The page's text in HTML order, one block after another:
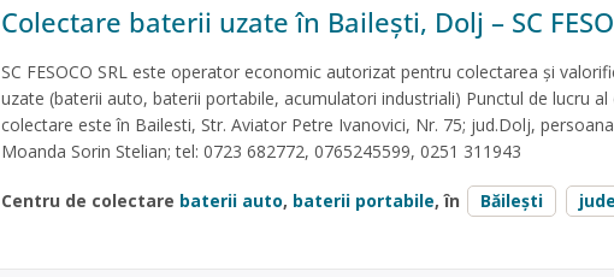
Colectare baterii uzate în Bailești, Dolj – SC
SC FESOCO SRL este operator economic autorizat pentru colectarea și
uzate (baterii auto, baterii portabile, acumulatori industriali) Punctul de lucru al
colectare este în Bailesti, Str. Aviator Petre Ivanovici, Nr. 75; jud.Dolj,
Moanda Sorin Stelian; tel: 0723 682772, 0765245599, 0251 311943
Centru de colectare baterii auto, baterii portabile, în Băilești